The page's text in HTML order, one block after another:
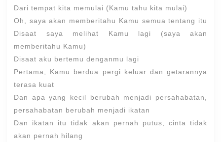
Dari tempat kita memulai (Kamu tahu kita mulai)
Oh, saya akan memberitahu Kamu semua tentang itu
Disaat saya melihat Kamu lagi (saya akan
memberitahu Kamu)
Disaat aku bertemu denganmu lagi
Pertama, Kamu berdua pergi keluar dan getarannya
terasa kuat
Dan apa yang kecil berubah menjadi persahabatan,
persahabatan berubah menjadi ikatan
Dan ikatan itu tidak akan pernah putus, cinta tidak
akan pernah hilang